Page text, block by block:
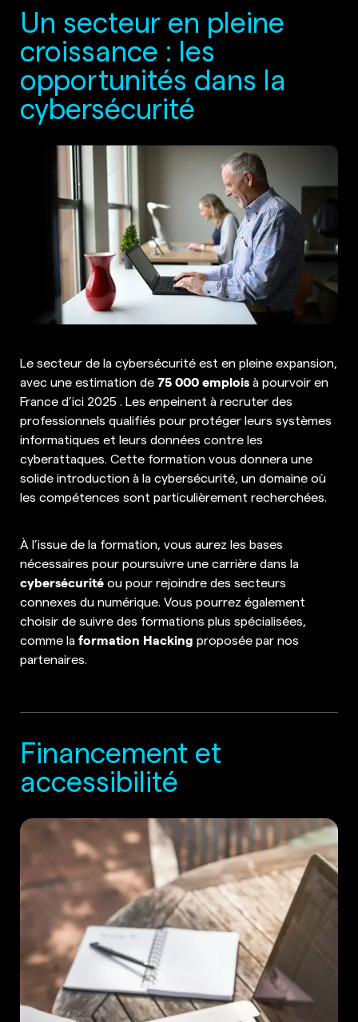
Un secteur en pleine
croissance : les
opportunités dans la
cybersécurité
Le secteur de la cybersécurité est en pleine expansion,
avec une estimation de 75 000 emplois à pourvoir en
France d’ici 2025 . Les enpeinent à recruter des
professionnels qualifiés pour protéger leurs systèmes
informatiques et leurs données contre les
cyberattaques. Cette formation vous donnera une
solide introduction à la cybersécurité, un domaine où
les compétences sont particulièrement recherchées.
À l’issue de la formation, vous aurez les bases
nécessaires pour poursuivre une carrière dans la
cybersécurité ou pour rejoindre des secteurs
connexes du numérique. Vous pourrez également
choisir de suivre des formations plus spécialisées,
comme la formation Hacking proposée par nos
partenaires.
Financement et
accessibilité